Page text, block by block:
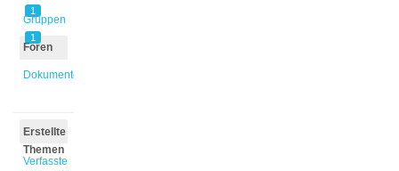
1
Gruppen
1
Foren
Dokumente
Erstellte
Themen
Verfasste